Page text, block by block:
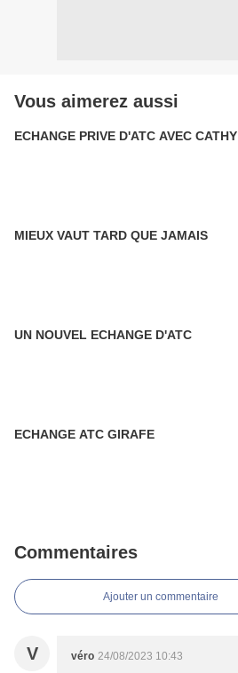
Vous aimerez aussi
ECHANGE PRIVE D'ATC AVEC CATHY
MIEUX VAUT TARD QUE JAMAIS
UN NOUVEL ECHANGE D'ATC
ECHANGE ATC GIRAFE
Commentaires
Ajouter un commentaire
V véro 24/08/2023 10:43